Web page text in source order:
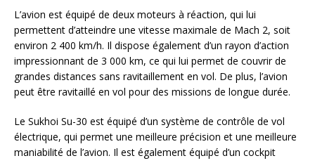
L’avion est équipé de deux moteurs à réaction, qui lui
permettent d’atteindre une vitesse maximale de Mach 2, soit
environ 2 400 km/h. Il dispose également d’un rayon d’action
impressionnant de 3 000 km, ce qui lui permet de couvrir de
grandes distances sans ravitaillement en vol. De plus, l’avion
peut être ravitaillé en vol pour des missions de longue durée.
Le Sukhoi Su-30 est équipé d’un système de contrôle de vol
électrique, qui permet une meilleure précision et une meilleure
maniabilité de l’avion. Il est également équipé d’un cockpit